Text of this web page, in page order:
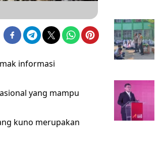
informasi
yang mampu
kuno merupakan